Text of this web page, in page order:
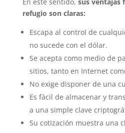
refugio son claras:
Escapa al control de
no sucede con el dólar.
Se acepta como medio de
sitios, tanto en Internet
No exige disponer de una
Es fácil de almacenar y
a una simple clave
Su cotización muestra una